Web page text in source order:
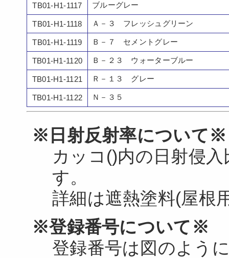
TB01-H1-1117 ブルーグレー
TB01-H1-1118 Ａ－３ フレッシュグリーン
TB01-H1-1119 Ｂ－７ セメントグレー
TB01-H1-1120 Ｂ－２３ ウォーターブルー
TB01-H1-1121 Ｒ－１３ グレー
TB01-H1-1122 Ｎ－３５
※日射反射率について※
カッコ()内の日射侵
す。
詳細は遮熱塗料(屋根
※登録番号について※
登録番号は図のよう